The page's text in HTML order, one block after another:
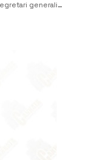
generali
del cambiame...